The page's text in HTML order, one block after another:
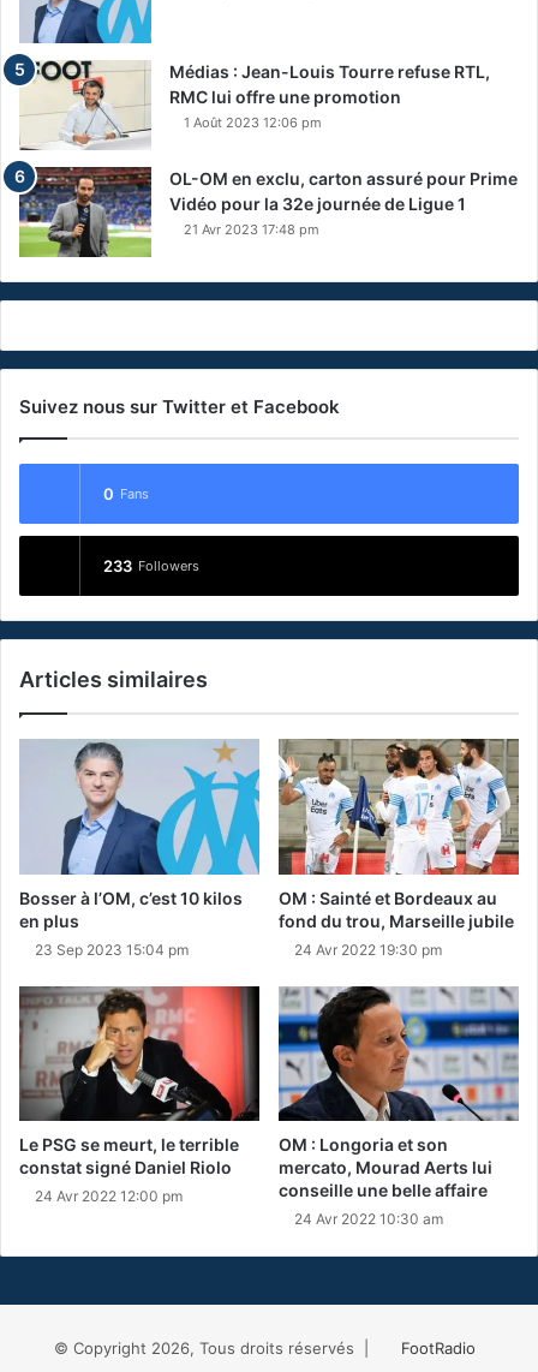
Médias : Jean-Louis Tourre refuse RTL,
RMC lui offre une promotion
1 Août 2023 12:06 pm
OL-OM en exclu, carton assuré pour Prime
Vidéo pour la 32e journée de Ligue 1
21 Avr 2023 17:48 pm
Suivez nous sur Twitter et Facebook
0 Fans
233 Followers
Articles similaires
Bosser à l’OM, c’est 10 kilos
en plus
23 Sep 2023 15:04 pm
OM : Sainté et Bordeaux au
fond du trou, Marseille jubile
24 Avr 2022 19:30 pm
Le PSG se meurt, le terrible
constat signé Daniel Riolo
24 Avr 2022 12:00 pm
OM : Longoria et son
mercato, Mourad Aerts lui
conseille une belle affaire
24 Avr 2022 10:30 am
© Copyright 2026, Tous droits réservés | FootRadio